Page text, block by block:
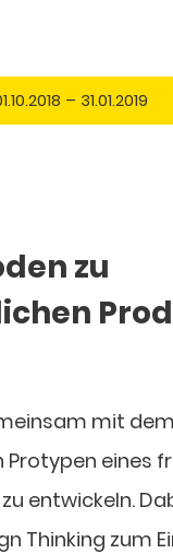
– 31.01.2019
zu
mit
Protypen eines
entwickeln.
Thinking zum